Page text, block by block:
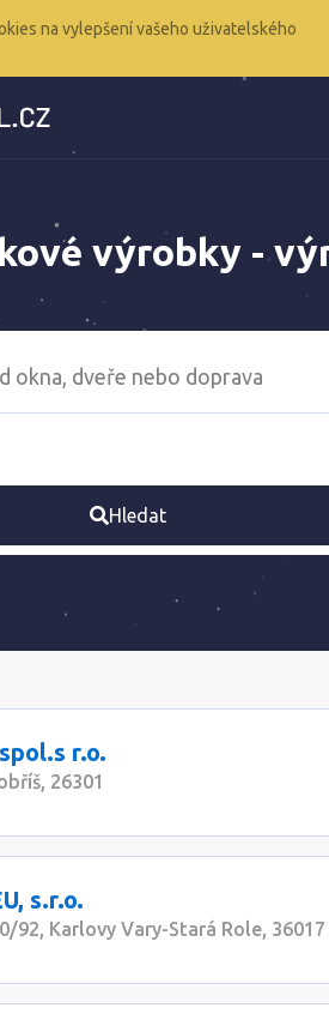
na vylepšení vašeho uživatelského
výrobky -
Hledat
r.o.
26301
s.r.o.
92, Karlovy Vary-Stará Role, 36017